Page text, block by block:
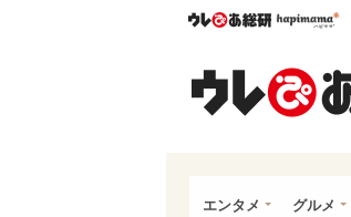
ウレぴあ
エンタメ グルメ